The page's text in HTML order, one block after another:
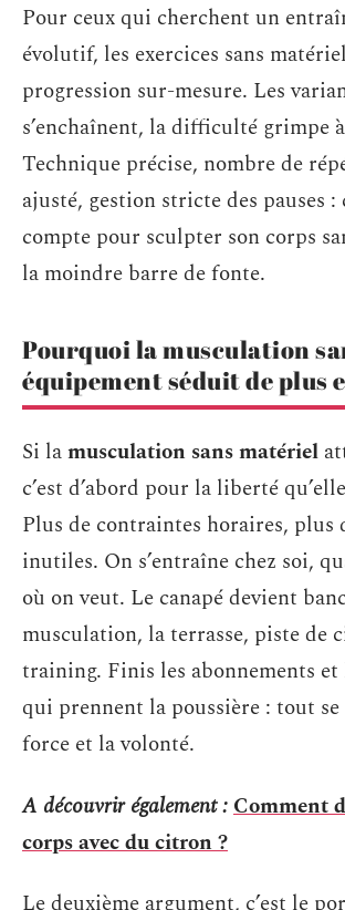
Pour ceux qui cherchent un
évolutif, les exercices sans
progression sur-mesure. Les
s’enchaînent, la difficulté grimpe
Technique précise, nombre de
ajusté, gestion stricte des pauses
compte pour sculpter son corps
la moindre barre de fonte.
Pourquoi la musculation
équipement séduit de plus
Si lamusculation sans matériel
c’est d’abord pour la liberté
Plus de contraintes horaires, plus
inutiles. On s’entraîne chez soi,
où on veut. Le canapé devient
musculation, la terrasse, piste de
training. Finis les abonnements et
qui prennent la poussière : tout
force et la volonté.
A découvrir également :Comment
corps avec du citron ?